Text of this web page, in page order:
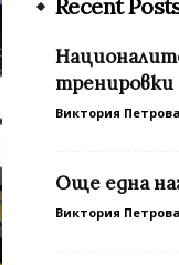
Recent
тренировки
Виктория Петрова
Още една
Виктория Петрова